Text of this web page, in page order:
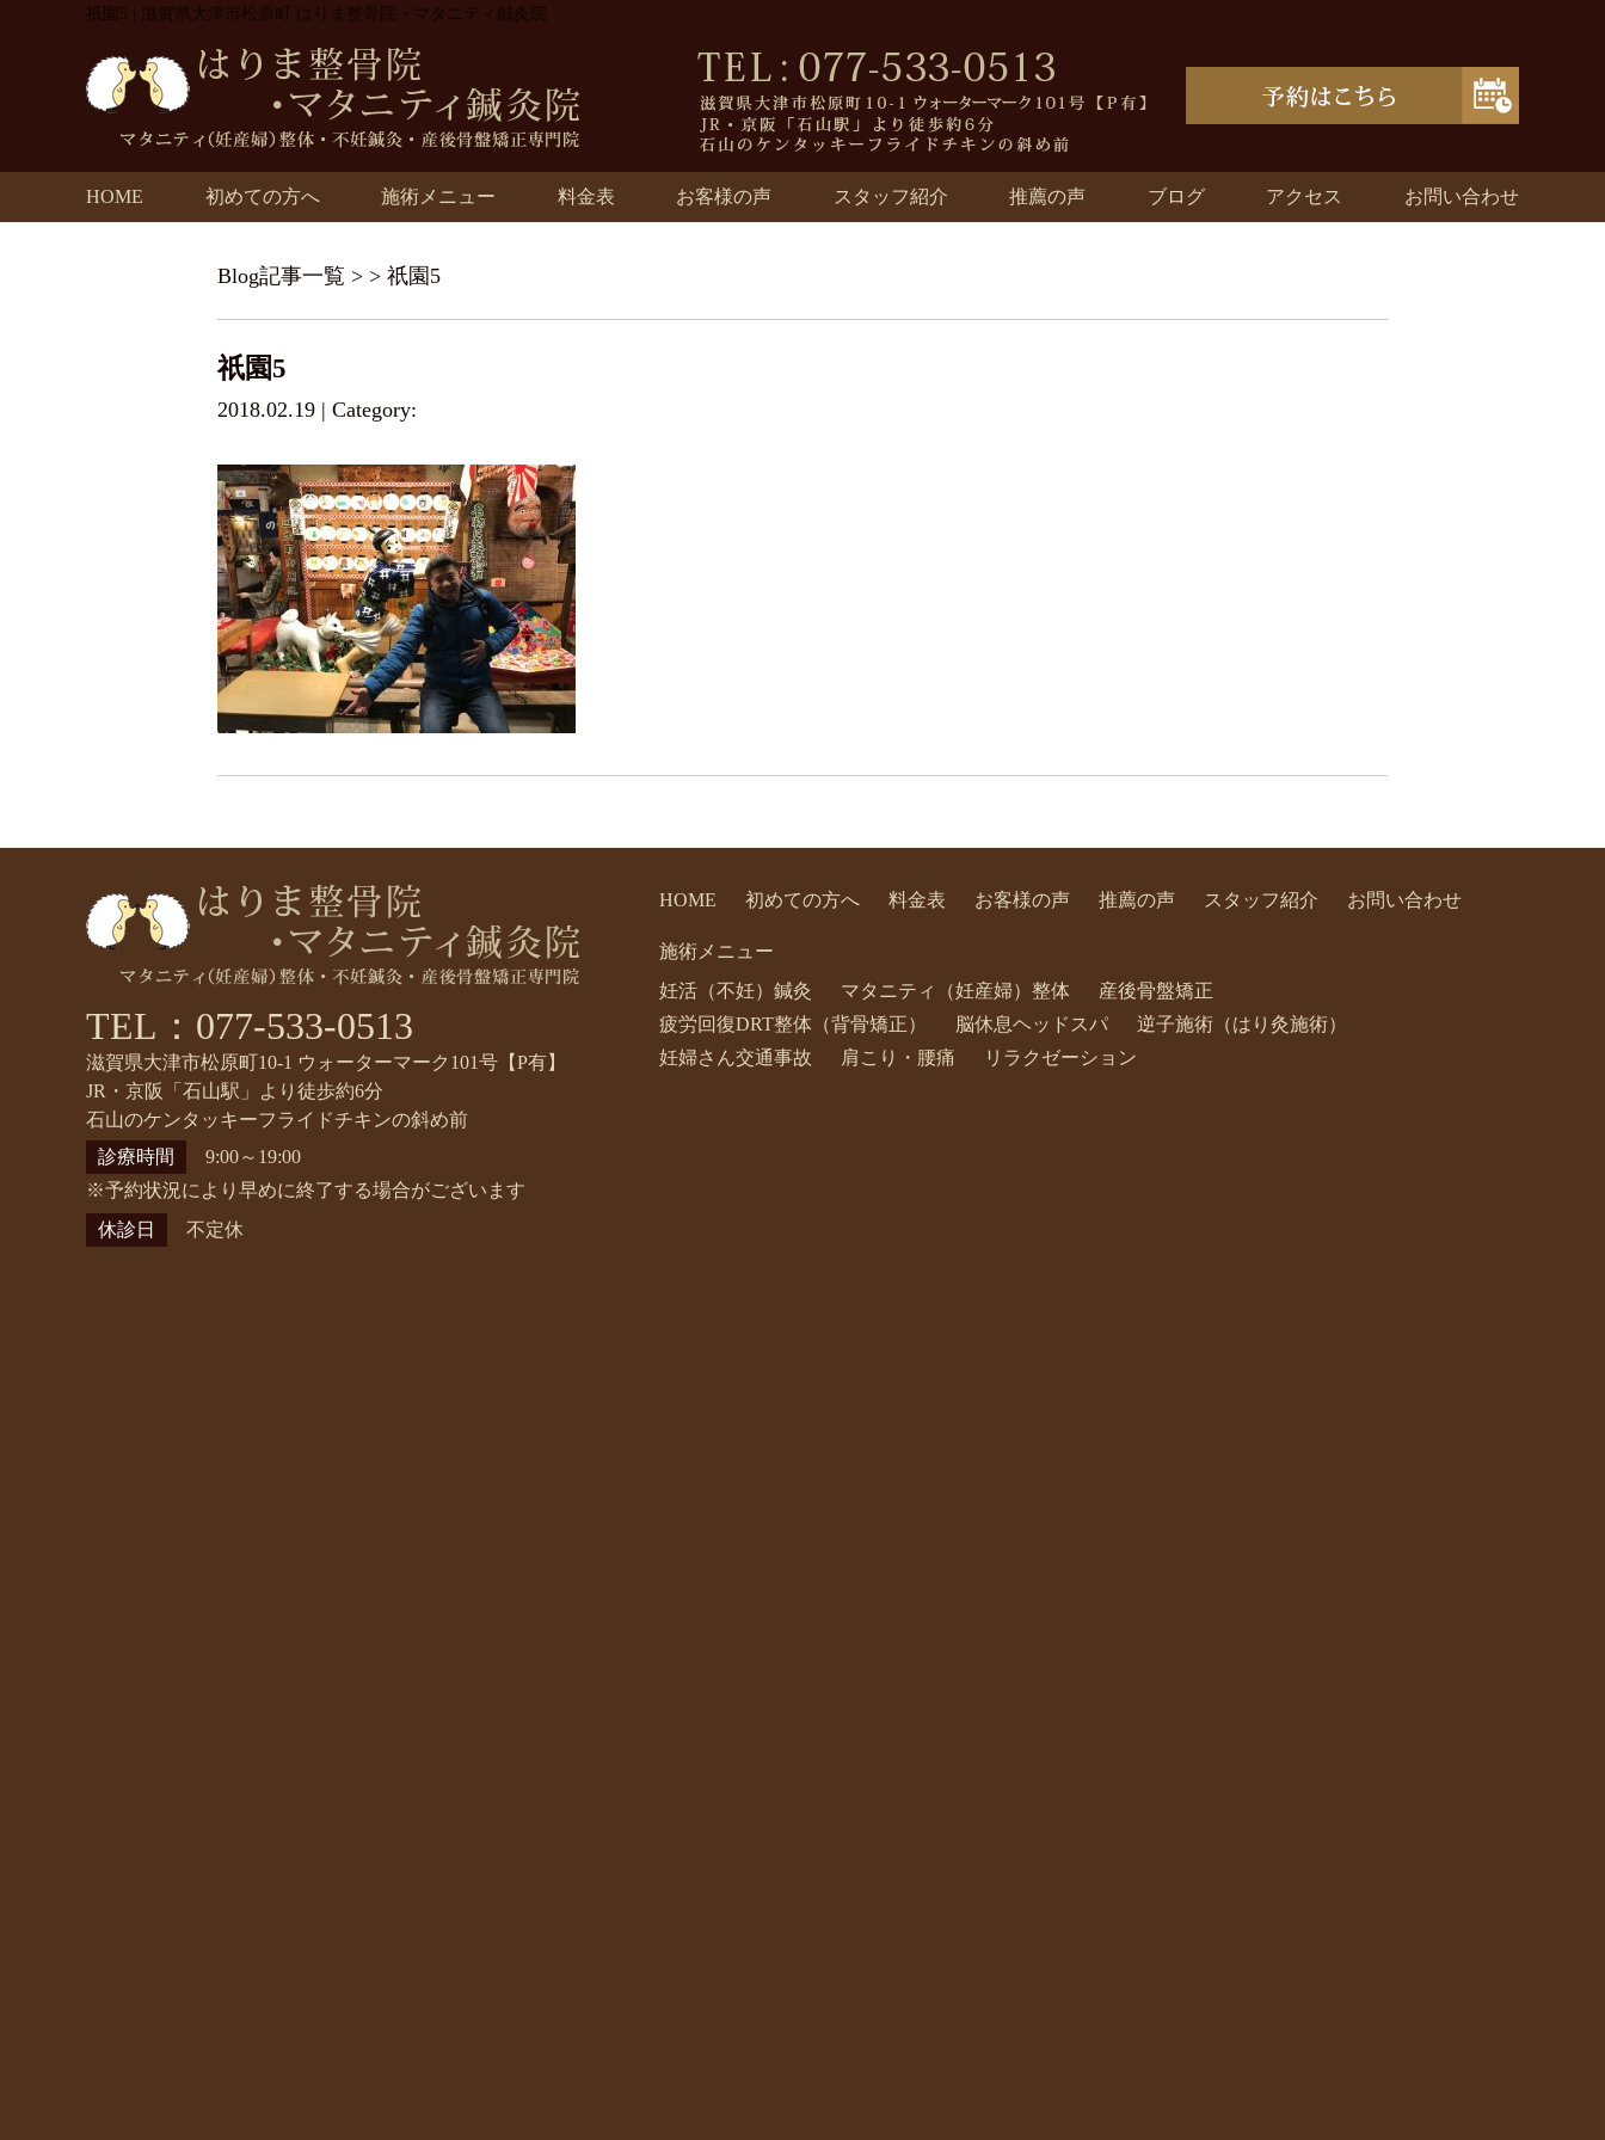
祇園5 | 滋賀県大津市松原町 はりま整骨院・マタニティ鍼灸院
HOME 初めての方へ 施術メニュー 料金表 お客様の声 スタッフ紹介 推薦の声 ブログ アクセス お問い合わせ
Blog記事一覧 > > 祇園5
祇園5
2018.02.19 | Category:
TEL：077-533-0513
滋賀県大津市松原町10-1 ウォーターマーク101号【P有】
JR・京阪「石山駅」より徒歩約6分
石山のケンタッキーフライドチキンの斜め前
診療時間
9:00～19:00
※予約状況により早めに終了する場合がございます
休診日
不定休
HOME 初めての方へ 料金表 お客様の声 推薦の声 スタッフ紹介 お問い合わせ
施術メニュー
妊活（不妊）鍼灸
マタニティ（妊産婦）整体
産後骨盤矯正
疲労回復DRT整体（背骨矯正）
脳休息ヘッドスパ
逆子施術（はり灸施術）
妊婦さん交通事故
肩こり・腰痛 リラクゼーション